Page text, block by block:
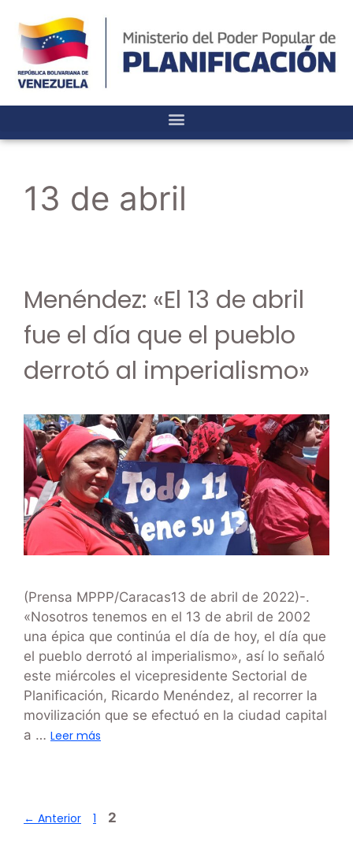
13 de abril
Menéndez: «El 13 de abril
fue el día que el pueblo
derrotó al imperialismo»
(Prensa MPPP/Caracas13 de abril de 2022)-.
«Nosotros tenemos en el 13 de abril de 2002
una épica que continúa el día de hoy, el día que
el pueblo derrotó al imperialismo», así lo señaló
este miércoles el vicepresidente Sectorial de
Planificación, Ricardo Menéndez, al recorrer la
movilización que se efectuó en la ciudad capital
a … Leer más
← Anterior 1 2